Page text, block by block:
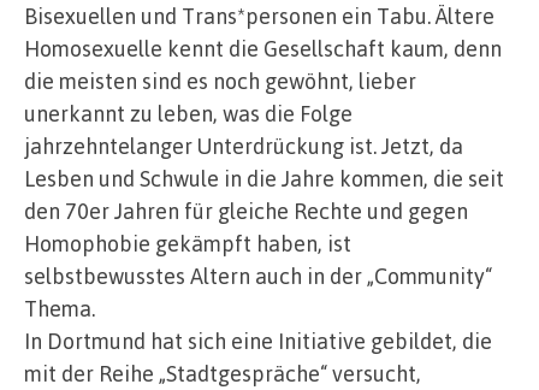
Bisexuellen und Trans*personen ein Tabu. Ältere
Homosexuelle kennt die Gesellschaft kaum, denn
die meisten sind es noch gewöhnt, lieber
unerkannt zu leben, was die Folge
jahrzehntelanger Unterdrückung ist. Jetzt, da
Lesben und Schwule in die Jahre kommen, die seit
den 70er Jahren für gleiche Rechte und gegen
Homophobie gekämpft haben, ist
selbstbewusstes Altern auch in der „Community“
Thema.
In Dortmund hat sich eine Initiative gebildet, die
mit der Reihe „Stadtgespräche“ versucht,